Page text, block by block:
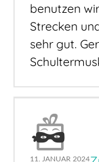
benutzen
Strecken
sehr gut.
11. JANUAR 2024